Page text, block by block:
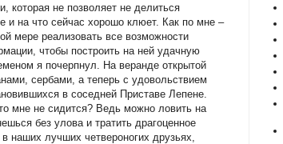
которая не позволяет не делиться
и на что сейчас хорошо клюет. Как по мне –
мере реализовать все возможности
чтобы построить на ней удачную
я почерпнул. На веранде открытой
сербами, а теперь с удовольствием
в соседней Приставе Лепене.
мне не сидится? Ведь можно ловить на
без улова и тратить драгоценное
наших лучших четвероногих друзьях,